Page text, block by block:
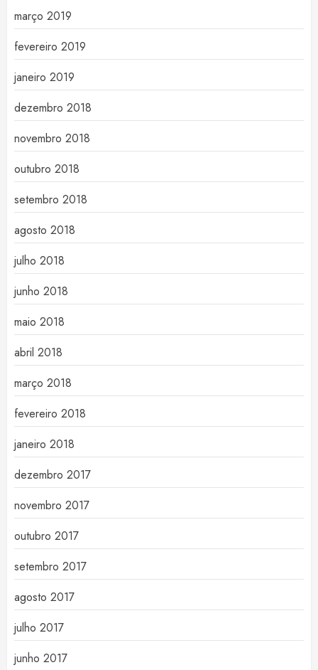
março 2019
fevereiro 2019
janeiro 2019
dezembro 2018
novembro 2018
outubro 2018
setembro 2018
agosto 2018
julho 2018
junho 2018
maio 2018
abril 2018
março 2018
fevereiro 2018
janeiro 2018
dezembro 2017
novembro 2017
outubro 2017
setembro 2017
agosto 2017
julho 2017
junho 2017